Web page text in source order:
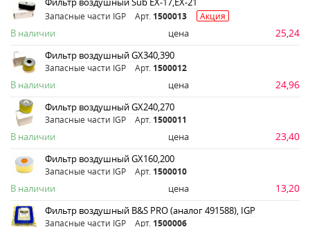
Запасные части IGP Арт. 1500013 Акция
В наличии цена 25,24
Фильтр воздушный GX340,390
Запасные части IGP Арт. 1500012
В наличии цена 24,96
Фильтр воздушный GX240,270
Запасные части IGP Арт. 1500011
В наличии цена 23,40
Фильтр воздушный GX160,200
Запасные части IGP Арт. 1500010
В наличии цена 13,20
Фильтр воздушный B&S PRO (аналог 491588), IGP
Запасные части IGP Арт. 1500006